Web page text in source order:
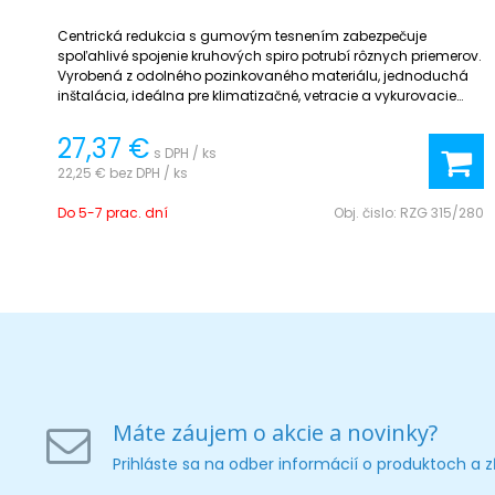
Centrická redukcia s gumovým tesnením zabezpečuje
spoľahlivé spojenie kruhových spiro potrubí rôznych priemerov.
Vyrobená z odolného pozinkovaného materiálu, jednoduchá
inštalácia, ideálna pre klimatizačné, vetracie a vykurovacie
27,37 € s DPH / ks
22,25 € bez DPH / ks
Do 5-7 prac. dní Obj. čislo: RZG 315/280
Máte záujem o akcie a novinky?
Prihláste sa na odber informácií o produktoch a